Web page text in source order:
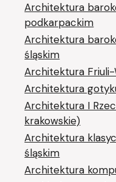
Architektura
podkarpackim
Architektura
śląskim
Architektura Friuli-
Architektura
Architektura I
krakowskie)
Architektura
śląskim
Architektura